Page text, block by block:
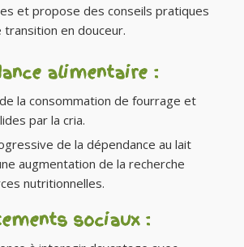
et propose des conseils pratiques
en douceur.
alimentaire :
la consommation de fourrage et
par la cria.
de la dépendance au lait
augmentation de la recherche
nutritionnelles.
sociaux :